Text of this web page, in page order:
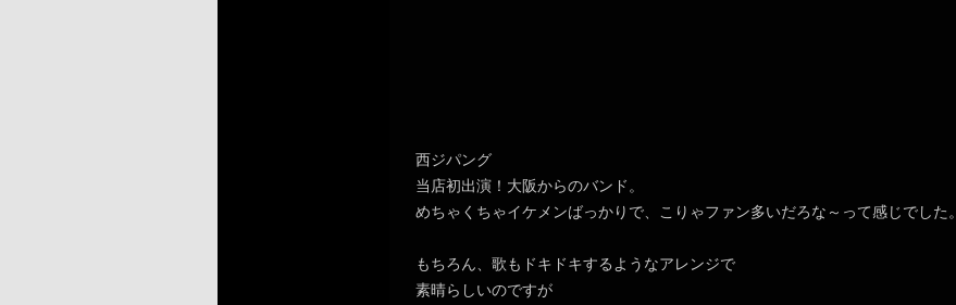
西ジパング
当店初出演！大阪からのバンド。
めちゃくちゃイケメンばっかりで、こりゃファン多いだろな～って感じでした。
もちろん、歌もドキドキするようなアレンジで
素晴らしいのですが